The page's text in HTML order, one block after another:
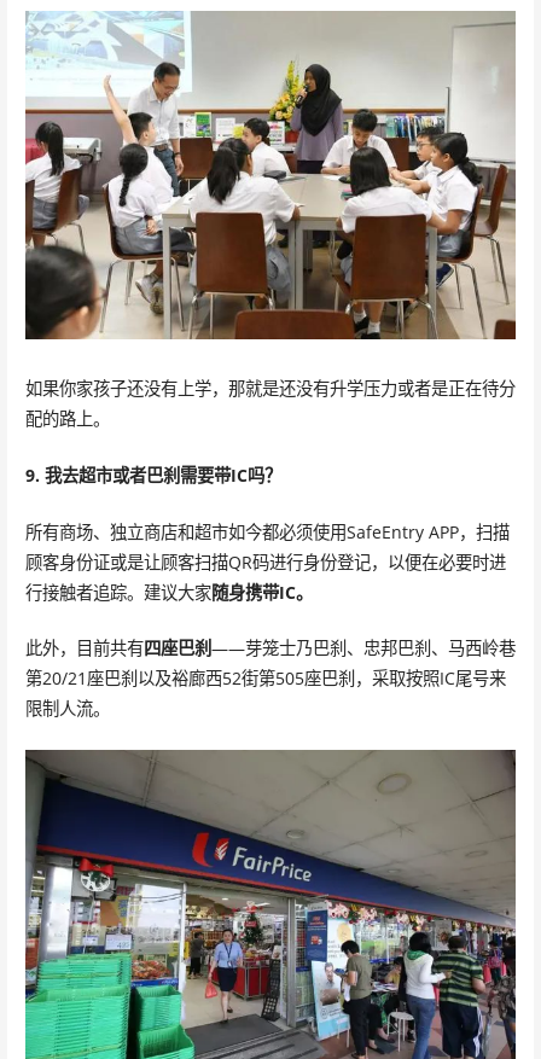
如果你家孩子还没有上学，那就是还没有升学压力或者是正在待分
配的路上。
9. 我去超市或者巴刹需要带IC吗？
所有商场、独立商店和超市如今都必须使用SafeEntry APP，扫描
顾客身份证或是让顾客扫描QR码进行身份登记，以便在必要时进
行接触者追踪。建议大家随身携带IC。
此外，目前共有四座巴刹——芽笼士乃巴刹、忠邦巴刹、马西岭巷
第20/21座巴刹以及裕廊西52街第505座巴刹，采取按照IC尾号来
限制人流。